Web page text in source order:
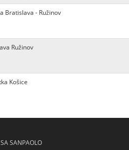
Bratislava - Ružinov
Ružinov
Košice
SANPAOLO